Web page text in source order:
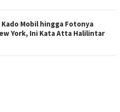
Kado Mobil hingga Fotonya
York, Ini Kata Atta Halilintar